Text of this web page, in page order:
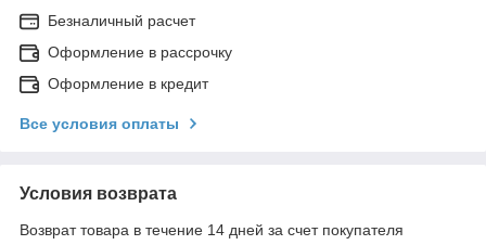
Безналичный расчет
Оформление в рассрочку
Оформление в кредит
Все условия оплаты
Условия возврата
Возврат товара в течение 14 дней за счет покупателя